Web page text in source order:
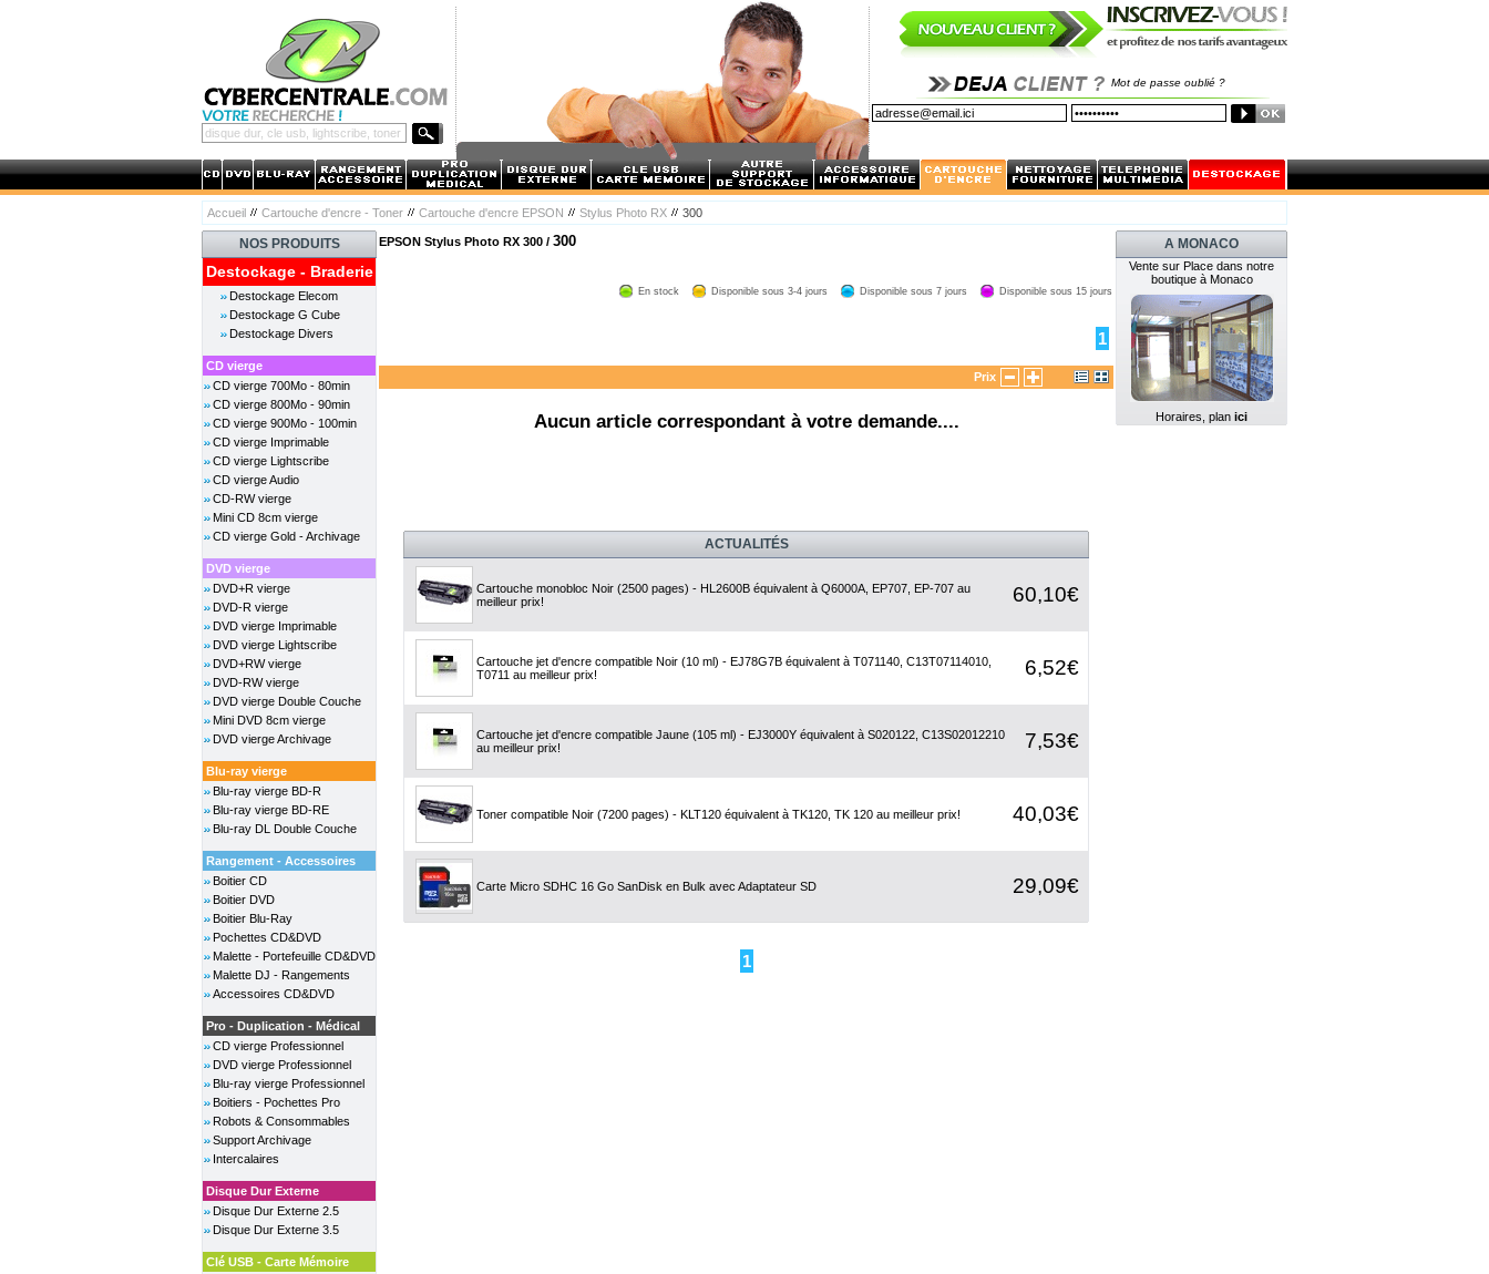
Mot de passe oublié ?
Accueil Cartouche d'encre - Toner Cartouche d'encre EPSON Stylus Photo RX 300
NOS PRODUITS
Destockage - Braderie
Destockage Elecom
Destockage G Cube
Destockage Divers
CD vierge
CD vierge 700Mo - 80min
CD vierge 800Mo - 90min
CD vierge 900Mo - 100min
CD vierge Imprimable
CD vierge Lightscribe
CD vierge Audio
CD-RW vierge
Mini CD 8cm vierge
CD vierge Gold - Archivage
DVD vierge
DVD+R vierge
DVD-R vierge
DVD vierge Imprimable
DVD vierge Lightscribe
DVD+RW vierge
DVD-RW vierge
DVD vierge Double Couche
Mini DVD 8cm vierge
DVD vierge Archivage
Blu-ray vierge
Blu-ray vierge BD-R
Blu-ray vierge BD-RE
Blu-ray DL Double Couche
Rangement - Accessoires
Boitier CD
Boitier DVD
Boitier Blu-Ray
Pochettes CD&DVD
Malette - Portefeuille CD&DVD
Malette DJ - Rangements
Accessoires CD&DVD
Pro - Duplication - Médical
CD vierge Professionnel
DVD vierge Professionnel
Blu-ray vierge Professionnel
Boitiers - Pochettes Pro
Robots & Consommables
Support Archivage
Intercalaires
Disque Dur Externe
Disque Dur Externe 2.5
Disque Dur Externe 3.5
Clé USB - Carte Mémoire
EPSON Stylus Photo RX 300 / 300
En stock Disponible sous 3-4 jours Disponible sous 7 jours Disponible sous 15 jours
1
Prix
Aucun article correspondant à votre demande....
ACTUALITÉS
Cartouche monobloc Noir (2500 pages) - HL2600B équivalent à Q6000A, EP707, EP-707 au
meilleur prix!
60,10€
Cartouche jet d'encre compatible Noir (10 ml) - EJ78G7B équivalent à T071140, C13T07114010,
T0711 au meilleur prix!
6,52€
Cartouche jet d'encre compatible Jaune (105 ml) - EJ3000Y équivalent à S020122, C13S02012210
au meilleur prix!
7,53€
Toner compatible Noir (7200 pages) - KLT120 équivalent à TK120, TK 120 au meilleur prix! 40,03€
Carte Micro SDHC 16 Go SanDisk en Bulk avec Adaptateur SD 29,09€
1
A MONACO
Vente sur Place dans notre
boutique à Monaco
Horaires, plan ici